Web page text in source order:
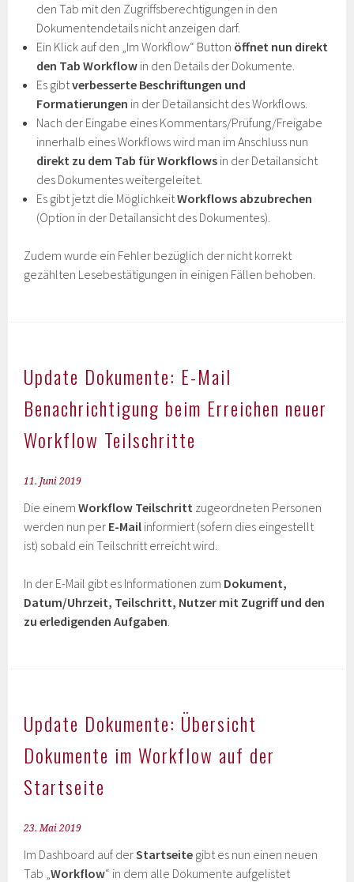
den Tab mit den Zugriffsberechtigungen in den
Dokumentendetails nicht anzeigen darf.
Ein Klick auf den „Im Workflow“ Button öffnet nun direkt
den Tab Workflow in den Details der Dokumente.
Es gibtverbesserte Beschriftungen und
Formatierungen in der Detailansicht des Workflows.
Nach der Eingabe eines Kommentars/Prüfung/Freigabe
innerhalb eines Workflows wird man im Anschluss nun
direkt zu dem Tab für Workflows in der Detailansicht
des Dokumentes weitergeleitet.
Es gibt jetzt die MöglichkeitWorkflows abzubrechen
(Option in der Detailansicht des Dokumentes).
Zudem wurde ein Fehler bezüglich der nicht korrekt
gezählten Lesebestätigungen in einigen Fällen behoben.
Update Dokumente: E-Mail
Benachrichtigung beim Erreichen neuer
Workflow Teilschritte
11. Juni 2019
Die einemWorkflow Teilschritt zugeordneten Personen
werden nun per E-Mail informiert (sofern dies eingestellt
ist) sobald ein Teilschritt erreicht wird.
In der E-Mail gibt es Informationen zum Dokument,
Datum/Uhrzeit, Teilschritt, Nutzer mit Zugriff und den
zu erledigenden Aufgaben.
Update Dokumente: Übersicht
Dokumente im Workflow auf der
Startseite
23. Mai 2019
Im Dashboard auf derStartseite gibt es nun einen neuen
Tab „Workflow“ in dem alle Dokumente aufgelistet